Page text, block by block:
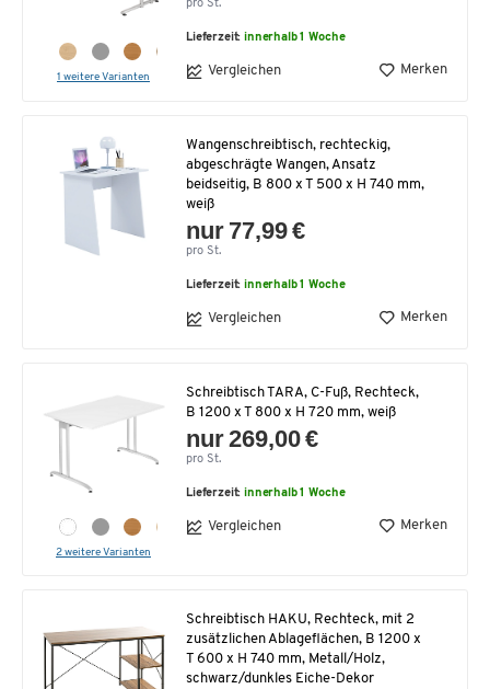
1 weitere Varianten
pro St.
Lieferzeit:innerhalb 1 Woche
Vergleichen Merken
Wangenschreibtisch, rechteckig,
abgeschrägte Wangen, Ansatz
beidseitig, B 800 x T 500 x H 740 mm,
weiß
nur 77,99 €
pro St.
Lieferzeit:innerhalb 1 Woche
Vergleichen Merken
2 weitere Varianten
Schreibtisch TARA, C-Fuß, Rechteck,
B 1200 x T 800 x H 720 mm, weiß
nur 269,00 €
pro St.
Lieferzeit:innerhalb 1 Woche
Vergleichen Merken
Schreibtisch HAKU, Rechteck, mit 2
zusätzlichen Ablageflächen, B 1200 x
T 600 x H 740 mm, Metall/Holz,
schwarz/dunkles Eiche-Dekor